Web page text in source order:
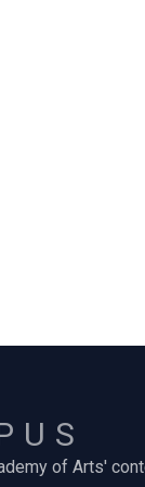
of Arts'